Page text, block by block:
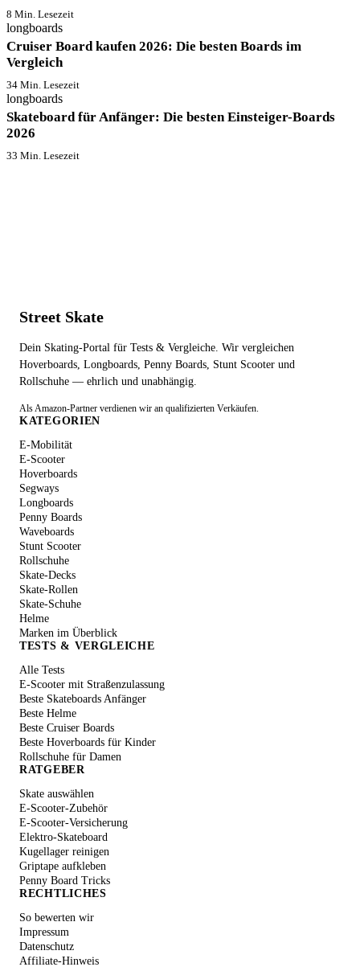
8 Min. Lesezeit
longboards
Cruiser Board kaufen 2026: Die besten Boards im
Vergleich
34 Min. Lesezeit
longboards
Skateboard für Anfänger: Die besten Einsteiger-Boards
2026
33 Min. Lesezeit
Street Skate
Dein Skating-Portal für Tests & Vergleiche. Wir vergleichen
Hoverboards, Longboards, Penny Boards, Stunt Scooter und
Rollschuhe — ehrlich und unabhängig.
Als Amazon-Partner verdienen wir an qualifizierten Verkäufen.
KATEGORIEN
E-Mobilität
E-Scooter
Hoverboards
Segways
Longboards
Penny Boards
Waveboards
Stunt Scooter
Rollschuhe
Skate-Decks
Skate-Rollen
Skate-Schuhe
Helme
Marken im Überblick
TESTS & VERGLEICHE
Alle Tests
E-Scooter mit Straßenzulassung
Beste Skateboards Anfänger
Beste Helme
Beste Cruiser Boards
Beste Hoverboards für Kinder
Rollschuhe für Damen
RATGEBER
Skate auswählen
E-Scooter-Zubehör
E-Scooter-Versicherung
Elektro-Skateboard
Kugellager reinigen
Griptape aufkleben
Penny Board Tricks
RECHTLICHES
So bewerten wir
Impressum
Datenschutz
Affiliate-Hinweis